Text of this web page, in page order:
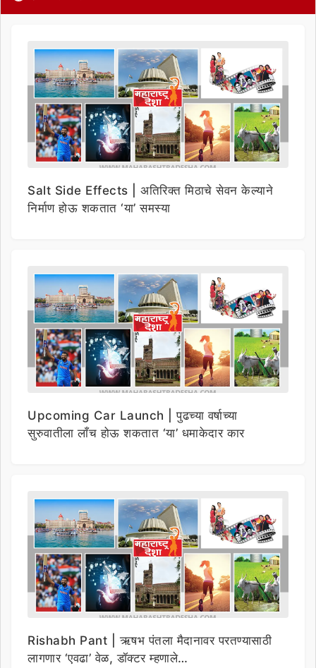
Salt Side Effects | अतिरिक्त मिठाचे सेवन केल्याने
निर्माण होऊ शकतात ‘या’ समस्या
Upcoming Car Launch | पुढच्या वर्षाच्या
सुरुवातीला लाँच होऊ शकतात ‘या’ धमाकेदार कार
Rishabh Pant | ऋषभ पंतला मैदानावर परतण्यासाठी
लागणार ‘एवढा’ वेळ, डॉक्टर म्हणाले…